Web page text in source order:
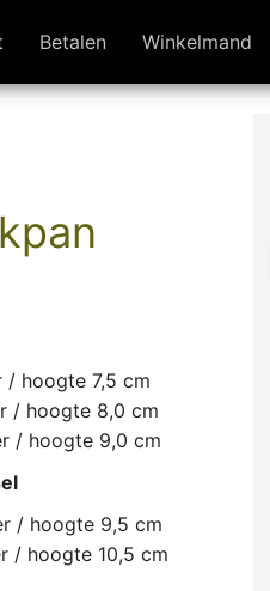
Betalen Winkelmand
tot €159.00
hoogte 7,5 cm
/ hoogte 8,0 cm
/ hoogte 9,0 cm
/ hoogte 9,5 cm
/ hoogte 10,5 cm